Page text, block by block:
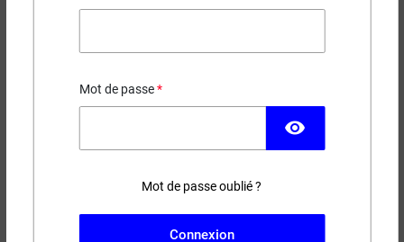
Mot de passe
visibility
Mot de passe oublié ?
Connexion
18,90 €
EN STOCK
Contenance
AJOUTER AU PANIER